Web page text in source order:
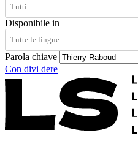
Disponibile in
Parola chiave
Con divi dere